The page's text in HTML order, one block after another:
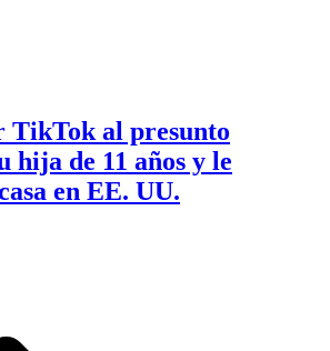
TikTok al presunto
hija de 11 años y le
en EE. UU.